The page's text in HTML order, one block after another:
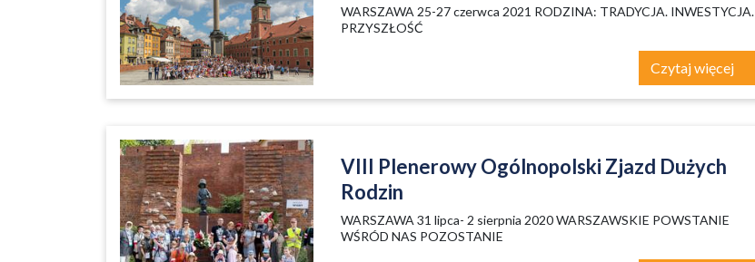
WARSZAWA 25-27 czerwca 2021 RODZINA: TRADYCJA. INWESTYCJA.
PRZYSZŁOŚĆ
Czytaj więcej
VIII Plenerowy Ogólnopolski Zjazd Dużych
Rodzin
WARSZAWA 31 lipca- 2 sierpnia 2020 WARSZAWSKIE POWSTANIE
WŚRÓD NAS POZOSTANIE